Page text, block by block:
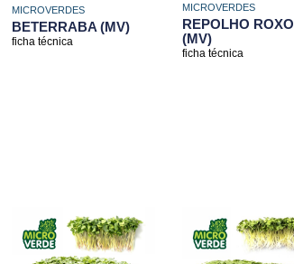
MICROVERDES
BETERRABA (MV)
ficha técnica
MICROVERDES
REPOLHO ROXO
(MV)
ficha técnica